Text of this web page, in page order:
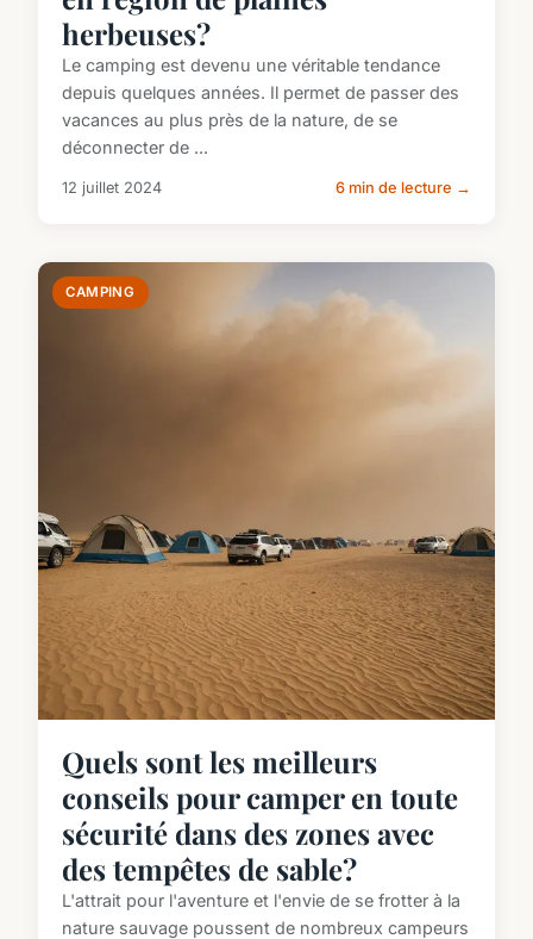
herbeuses?
Le camping est devenu une véritable tendance
depuis quelques années. Il permet de passer des
vacances au plus près de la nature, de se
déconnecter de ...
12 juillet 2024 6 min de lecture →
CAMPING
Quels sont les meilleurs
conseils pour camper en toute
sécurité dans des zones avec
des tempêtes de sable?
L'attrait pour l'aventure et l'envie de se frotter à la
nature sauvage poussent de nombreux campeurs